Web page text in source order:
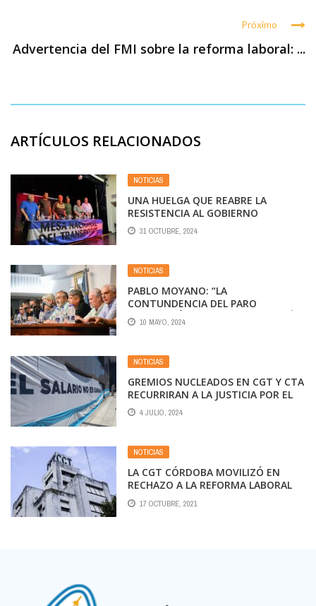
Próximo
Advertencia del FMI sobre la reforma laboral: ...
ARTÍCULOS RELACIONADOS
NOTICIAS
UNA HUELGA QUE REABRE LA
RESISTENCIA AL GOBIERNO
31 OCTUBRE, 2024
NOTICIAS
PABLO MOYANO: “LA
CONTUNDENCIA DEL PARO
DEMOSTRÓ QUE LA GRAN MAYORÍA
DE LOS ARGENTINOS RECHAZA LAS
10 MAYO, 2024
NOTICIAS
GREMIOS NUCLEADOS EN CGT Y CTA
RECURRIRAN A LA JUSTICIA POR EL
REGRESO DE GANANCIAS
4 JULIO, 2024
NOTICIAS
LA CGT CÓRDOBA MOVILIZÓ EN
RECHAZO A LA REFORMA LABORAL
QUE PROMUEVE JUNTOS POR EL
CAMBIO Y CONTRA LA
17 OCTUBRE, 2021